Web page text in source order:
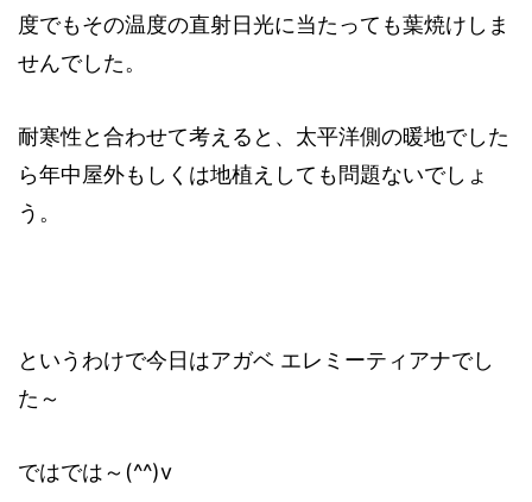
度でもその温度の直射日光に当たっても葉焼けしま
せんでした。
耐寒性と合わせて考えると、太平洋側の暖地でした
ら年中屋外もしくは地植えしても問題ないでしょ
う。
というわけで今日はアガベ エレミーティアナでし
た～
ではでは～(^^)v